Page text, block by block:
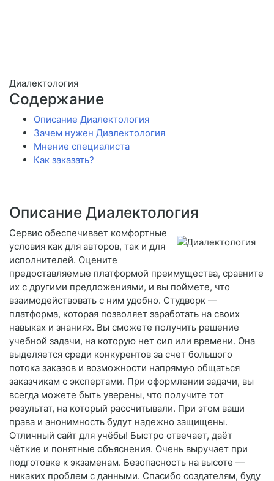
Диалектология
Содержание
Описание Диалектология
Зачем нужен Диалектология
Мнение специалиста
Как заказать?
Описание Диалектология
Сервис обеспечивает комфортные
условия как для авторов, так и для
исполнителей. Оцените
предоставляемые платформой преимущества, сравните
их с другими предложениями, и вы поймете, что
взаимодействовать с ним удобно. Студворк —
платформа, которая позволяет заработать на своих
навыках и знаниях. Вы сможете получить решение
учебной задачи, на которую нет сил или времени. Она
выделяется среди конкурентов за счет большого
потока заказов и возможности напрямую общаться
заказчикам с экспертами. При оформлении задачи, вы
всегда можете быть уверены, что получите тот
результат, на который рассчитывали. При этом ваши
права и анонимность будут надежно защищены.
Отличный сайт для учёбы! Быстро отвечает, даёт
чёткие и понятные объяснения. Очень выручает при
подготовке к экзаменам. Безопасность на высоте —
никаких проблем с данными. Спасибо создателям, буду